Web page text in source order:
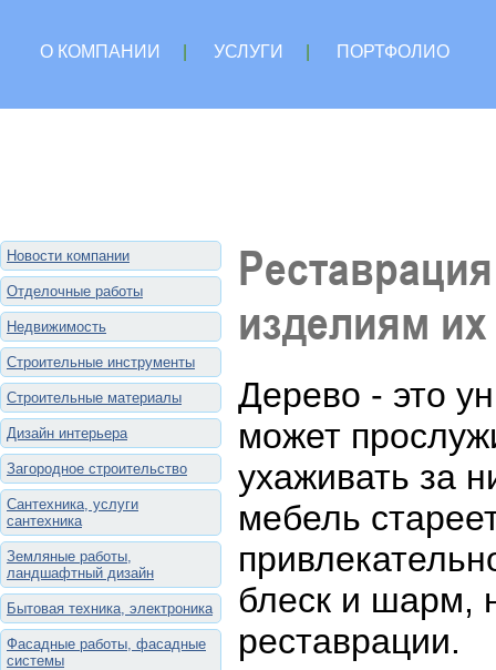
О КОМПАНИИ УСЛУГИ
ПОРТФОЛИО
Новости компании
Отделочные работы
Недвижимость
Строительные инструменты
Строительные материалы
Дизайн интерьера
Загородное строительство
Сантехника, услуги
сантехника
Земляные работы,
ландшафтный дизайн
Бытовая техника, электроника
Фасадные работы, фасадные
системы
изделиям
Дерево - это
может
ухаживать за
мебель
блеск и шарм,
реставрации.